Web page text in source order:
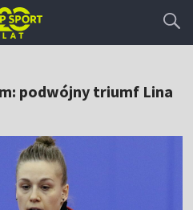
podwójny triumf Lina